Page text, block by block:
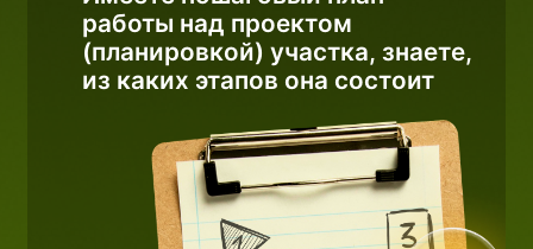
Разбираетесь в трендах
и направлениях ландшафтного
дизайна 2026